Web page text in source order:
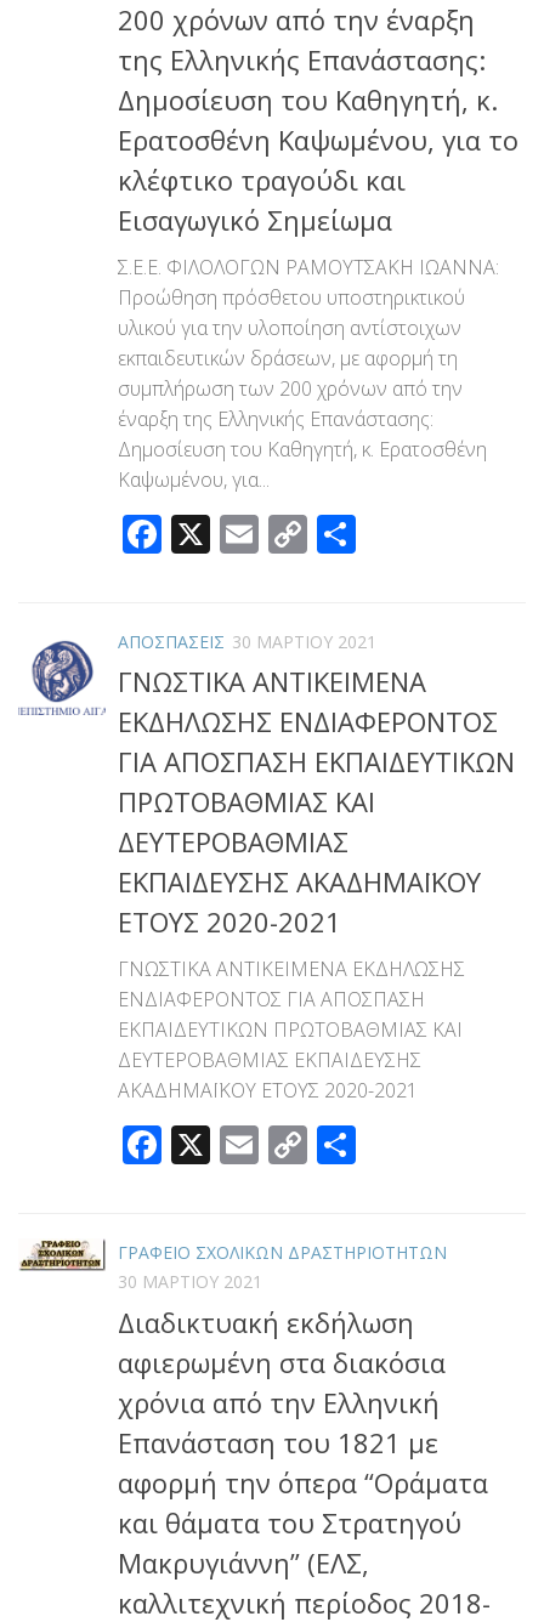
200 χρόνων από την έναρξη
της Ελληνικής Επανάστασης:
Δημοσίευση του Καθηγητή, κ.
Ερατοσθένη Καψωμένου, για το
κλέφτικο τραγούδι και
Εισαγωγικό Σημείωμα
Σ.Ε.Ε. ΦΙΛΟΛΟΓΩΝ ΡΑΜΟΥΤΣΑΚΗ ΙΩΑΝΝΑ:
Προώθηση πρόσθετου υποστηρικτικού
υλικού για την υλοποίηση αντίστοιχων
εκπαιδευτικών δράσεων, με αφορμή τη
συμπλήρωση των 200 χρόνων από την
έναρξη της Ελληνικής Επανάστασης:
Δημοσίευση του Καθηγητή, κ. Ερατοσθένη
Καψωμένου, για...
Facebook
X Email
Copy
ΑΠΟΣΠΑΣΕΙΣ 30 ΜΑΡΤΊΟΥ 2021
ΓΝΩΣΤΙΚΑ ΑΝΤΙΚΕΙΜΕΝΑ
ΕΚΔΗΛΩΣΗΣ ΕΝΔΙΑΦΕΡΟΝΤΟΣ
ΓΙΑ ΑΠΟΣΠΑΣΗ ΕΚΠΑΙΔΕΥΤΙΚΩΝ
ΠΡΩΤΟΒΑΘΜΙΑΣ ΚΑΙ
ΔΕΥΤΕΡΟΒΑΘΜΙΑΣ
ΕΚΠΑΙΔΕΥΣΗΣ ΑΚΑΔΗΜΑΪΚΟΥ
ΕΤΟΥΣ 2020-2021
ΓΝΩΣΤΙΚΑ ΑΝΤΙΚΕΙΜΕΝΑ ΕΚΔΗΛΩΣΗΣ
ΕΝΔΙΑΦΕΡΟΝΤΟΣ ΓΙΑ ΑΠΟΣΠΑΣΗ
ΕΚΠΑΙΔΕΥΤΙΚΩΝ ΠΡΩΤΟΒΑΘΜΙΑΣ ΚΑΙ
ΔΕΥΤΕΡΟΒΑΘΜΙΑΣ ΕΚΠΑΙΔΕΥΣΗΣ
ΑΚΑΔΗΜΑΪΚΟΥ ΕΤΟΥΣ 2020-2021
Facebook
X Email
Copy
ΓΡΑΦΕΙΟ ΣΧΟΛΙΚΩΝ ΔΡΑΣΤΗΡΙΟΤΗΤΩΝ
30 ΜΑΡΤΊΟΥ 2021
Διαδικτυακή εκδήλωση
αφιερωμένη στα διακόσια
χρόνια από την Ελληνική
Επανάσταση του 1821 με
αφορμή την όπερα “Οράματα
και θάματα του Στρατηγού
Μακρυγιάννη” (ΕΛΣ,
καλλιτεχνική περίοδος 2018-